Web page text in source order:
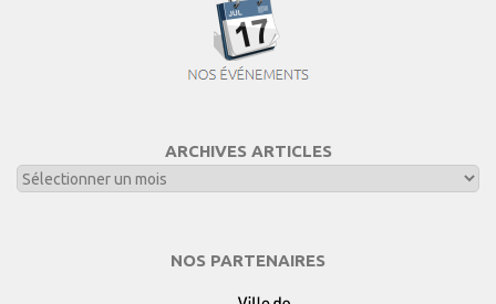
ARCHIVES ARTICLES
NOS PARTENAIRES